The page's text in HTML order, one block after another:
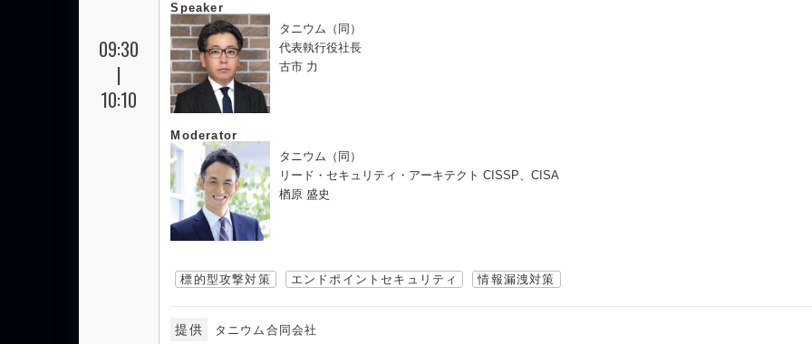
09:30
|
10:10
Speaker
タニウム（同）
代表執行役社長
古市 力
Moderator
タニウム（同）
リード・セキュリティ・アーキテクト CISSP、CISA
楢原 盛史
標的型攻撃対策 エンドポイントセキュリティ 情報漏洩対策
提供 タニウム合同会社